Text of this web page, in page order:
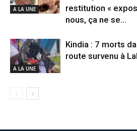
A LA UNE
restitution «
nous, ça ne se...
A LA UNE
Kindia : 7 morts
route survenu à